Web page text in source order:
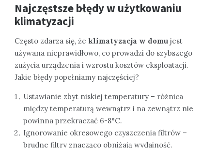
Najczęstsze błędy w użytkowaniu
klimatyzacji
Często zdarza się, że klimatyzacja w domu jest
używana nieprawidłowo, co prowadzi do szybszego
zużycia urządzenia i wzrostu kosztów eksploatacji.
Jakie błędy popełniamy najczęściej?
Ustawianie zbyt niskiej temperatury – różnica
między temperaturą wewnątrz i na zewnątrz nie
powinna przekraczać 6-8°C.
Ignorowanie okresowego czyszczenia filtrów –
brudne filtry znacząco obniżają wydajność.